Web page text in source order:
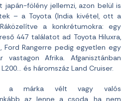
fölény jellemzi, azon belül is
– a Toyota (India kivétel, ott a
a konkrétumokra: egy
447 találatot ad Toyota Hiluxra,
Ford Rangerre pedig egyetlen egy
Afrika. Afganisztánban
és háromszáz Land Cruiser.
a márka vélt vagy valós
az lenne a csoda, ha nem